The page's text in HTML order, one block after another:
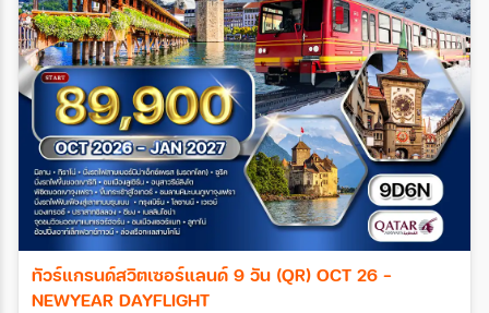
ทัวร์แกรนด์สวิตเซอร์แลนด์ 9 วัน (QR) OCT 26 -
NEWYEAR DAYFLIGHT